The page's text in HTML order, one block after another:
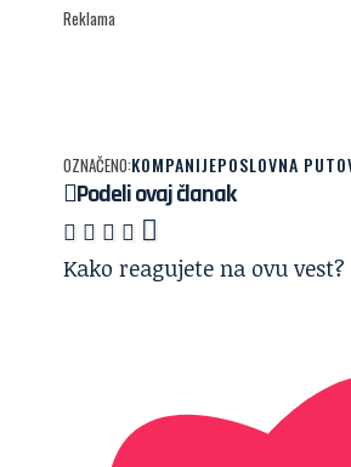
Reklama
OZNAČENO:KOMPANIJEPOSLOVNA
Podeli ovaj članak
Kako reagujete na ovu vest?